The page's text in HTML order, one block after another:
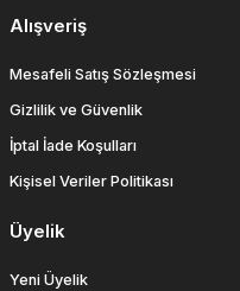
Alışveriş
Mesafeli Satış Sözleşmesi
Gizlilik ve Güvenlik
İptal İade Koşulları
Kişisel Veriler Politikası
Üyelik
Yeni Üyelik